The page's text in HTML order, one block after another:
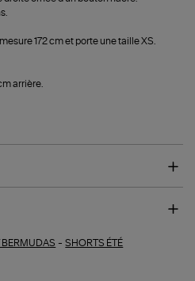
172 cm et porte une taille XS.
arrière.
BERMUDAS -SHORTS ÉTÉ